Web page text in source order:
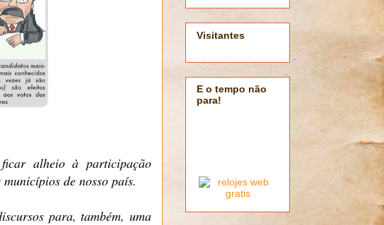
alheio à participação
de nosso país.
para, também, uma
Visitantes
E o tempo não
para!